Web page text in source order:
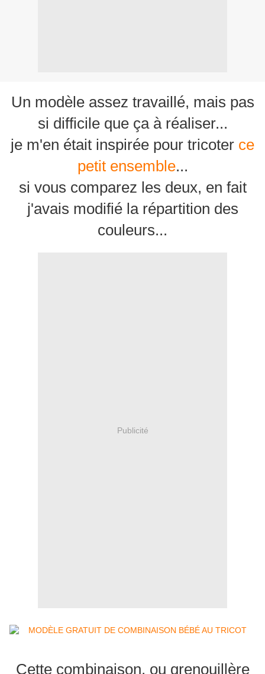
Un modèle assez travaillé, mais pas
si difficile que ça à réaliser...
je m'en était inspirée pour tricoter ce
petit ensemble...
si vous comparez les deux, en fait
j'avais modifié la répartition des
couleurs...
Publicité
Cette combinaison, ou grenouillère